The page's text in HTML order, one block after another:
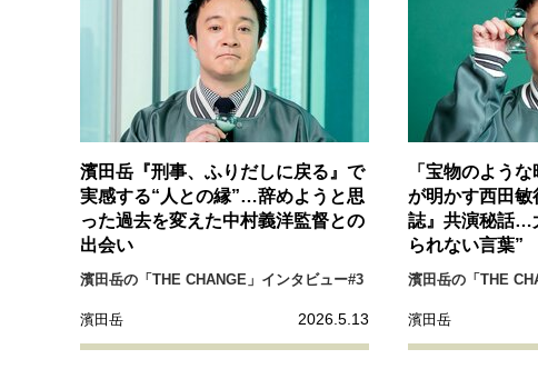
社会・カルチャー・マネー 地域と
濱田岳『刑事、ふりだしに戻る』で
実感する“人との縁”…辞めようと思
った過去を変えた中村義洋監督との
出会い
濱田岳の「THE CHANGE」インタビュー#3
濱田岳 2026.5.13
「宝物のよう
が明かす西田敏
誌』共演秘話…
られない言葉”
濱田岳の「THE
濱田岳